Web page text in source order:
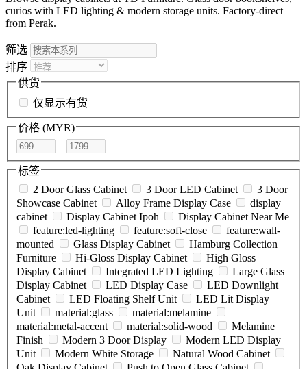
curios with LED lighting & modern storage units. Factory-direct
from Perak.
筛选
排序
供货
仅显示有货
价格 (MYR)
–
标签
2 Door Glass Cabinet
3 Door LED Cabinet
3 Door
Showcase Cabinet
Alloy Frame Display Case
display
cabinet
Display Cabinet Ipoh
Display Cabinet Near Me
feature:led-lighting
feature:soft-close
feature:wall-
mounted
Glass Display Cabinet
Hamburg Collection
Furniture
Hi-Gloss Display Cabinet
High Gloss
Display Cabinet
Integrated LED Lighting
Large Glass
Display Cabinet
LED Display Case
LED Downlight
Cabinet
LED Floating Shelf Unit
LED Lit Display
Unit
material:glass
material:melamine
material:metal-accent
material:solid-wood
Melamine
Finish
Modern 3 Door Display
Modern LED Display
Unit
Modern White Storage
Natural Wood Cabinet